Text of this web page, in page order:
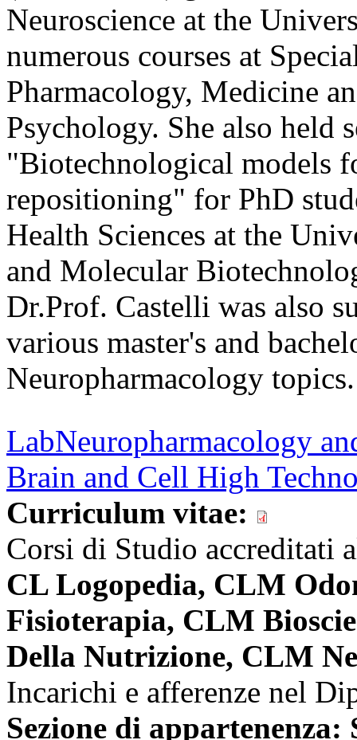
Neuroscience at the
numerous courses at
Pharmacology, Medicine
Psychology. She also held
"Biotechnological models
repositioning" for PhD
Health Sciences at the
and Molecular
Dr.Prof. Castelli was also
various master's and
Neuropharmacology topics.
LabNeuropharmacology
Brain and Cell High
Curriculum vitae:
Corsi di Studio accreditati
CL Logopedia, CLM
Fisioterapia, CLM
Della Nutrizione, CLM
Incarichi e afferenze nel
Sezione di appartenenza: